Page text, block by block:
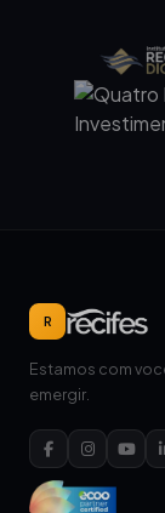
R
Estamos com
emergir.